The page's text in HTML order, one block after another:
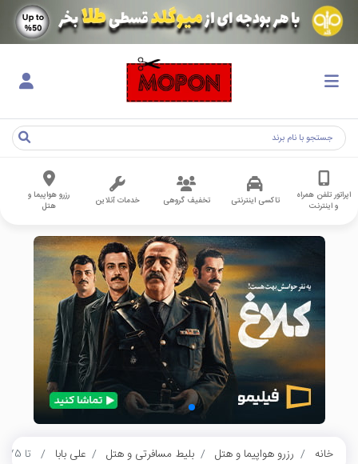
اپراتور تلفن همراه
و اینترنت
تاکسی اینترنتی تخفیف گروهی خدمات آنلاین
رزرو هواپیما و
هتل
خانه رزرو هواپیما و هتل بلیط مسافرتی و هتل علی بابا تا 75 میلیون تومان اعتبار خرید اقساطی علی بابا